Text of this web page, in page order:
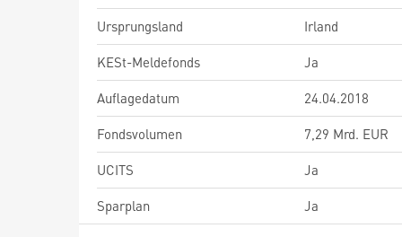
Ursprungsland
Irland
KESt-Meldefonds
Ja
Auflagedatum
24.04.2018
Fondsvolumen
7,29 Mrd. EUR
UCITS
Ja
Sparplan
Ja